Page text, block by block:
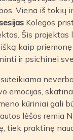
Viena iš tokių
Kolegos
Šis projektas
kaip priemonę
ir psichinei
emocijas,
kūriniai gali
lėšos remia
tiek praktinę